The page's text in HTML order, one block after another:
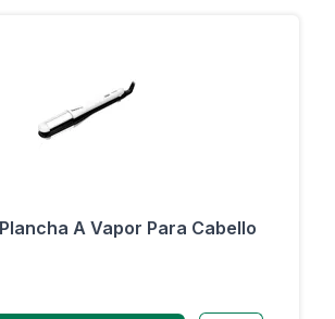
A Vapor Para Cabello